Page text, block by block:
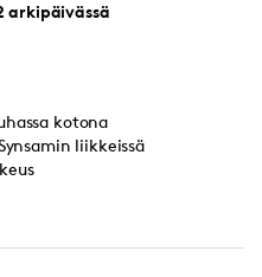
arkipäivässä
kotona
liikkeissä